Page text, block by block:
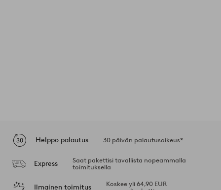
Helppo palautus 30 päivän palautusoikeus*
Express
Saat pakettisi tavallista nopeammalla
toimituksella
Ilmainen toimitus
Koskee yli 64,90 EUR